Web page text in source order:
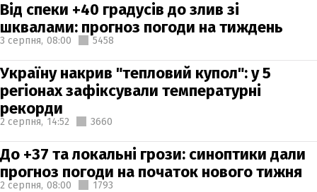
Від спеки +40 градусів до злив зі
шквалами: прогноз погоди на тиждень
3 серпня, 08:00 5458
Україну накрив "тепловий купол": у 5
регіонах зафіксували температурні
рекорди
2 серпня, 14:52 3660
До +37 та локальні грози: синоптики дали
прогноз погоди на початок нового тижня
2 серпня, 08:00 1793